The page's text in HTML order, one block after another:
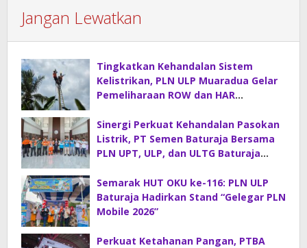
Jangan Lewatkan
Tingkatkan Kehandalan Sistem
Kelistrikan, PLN ULP Muaradua Gelar
Pemeliharaan ROW dan HAR
Sinergi Perkuat Kehandalan Pasokan
Listrik, PT Semen Baturaja Bersama
PLN UPT, ULP, dan ULTG Baturaja
Semarak HUT OKU ke-116: PLN ULP
Baturaja Hadirkan Stand “Gelegar PLN
Mobile 2026”
Perkuat Ketahanan Pangan, PTBA